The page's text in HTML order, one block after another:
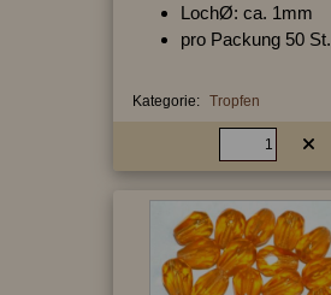
LochØ: ca. 1mm
pro Packung 50 St.
Kategorie: Tropfen